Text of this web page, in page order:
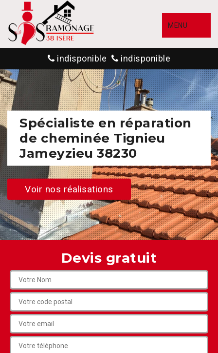
MENU
indisponible indisponible
Spécialiste en réparation
de cheminée Tignieu
Jameyzieu 38230
Voir nos réalisations
Devis gratuit